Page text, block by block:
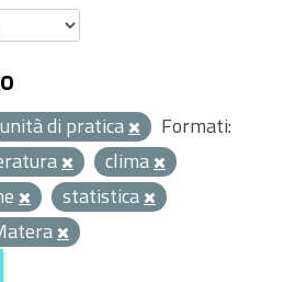
di pratica
Formati:
clima
statistica